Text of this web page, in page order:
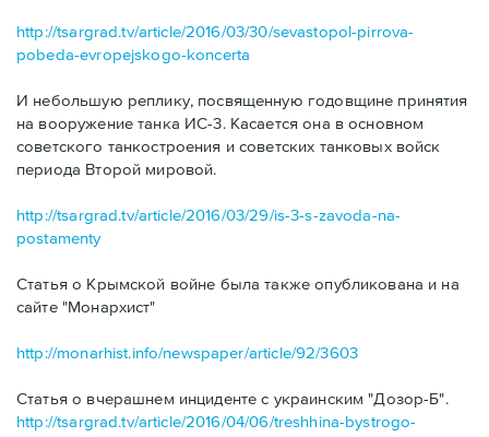
http://tsargrad.tv/article/2016/03/30/sevastopol-pirrova-
pobeda-evropejskogo-koncerta
И небольшую реплику, посвященную годовщине принятия
на вооружение танка ИС-3. Касается она в основном
советского танкостроения и советских танковых войск
периода Второй мировой.
http://tsargrad.tv/article/2016/03/29/is-3-s-zavoda-na-
postamenty
Статья о Крымской войне была также опубликована и на
сайте "Монархист"
http://monarhist.info/newspaper/article/92/3603
Статья о вчерашнем инциденте с украинским "Дозор-Б".
http://tsargrad.tv/article/2016/04/06/treshhina-bystrogo-